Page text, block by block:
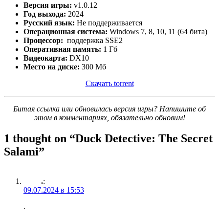
Версия игры: v1.0.12
Год выхода: 2024
Русский язык: Не поддерживается
Операционная система: Windows 7, 8, 10, 11 (64 бита)
Процессор: поддержка SSE2
Оперативная память: 1 Гб
Видеокарта: DX10
Место на диске: 300 Мб
Скачать torrent
Битая ссылка или обновилась версия игры? Напишите об
этом в комментариях, обязательно обновим!
1 thought on “Duck Detective: The Secret
Salami”
.:
09.07.2024 в 15:53
.